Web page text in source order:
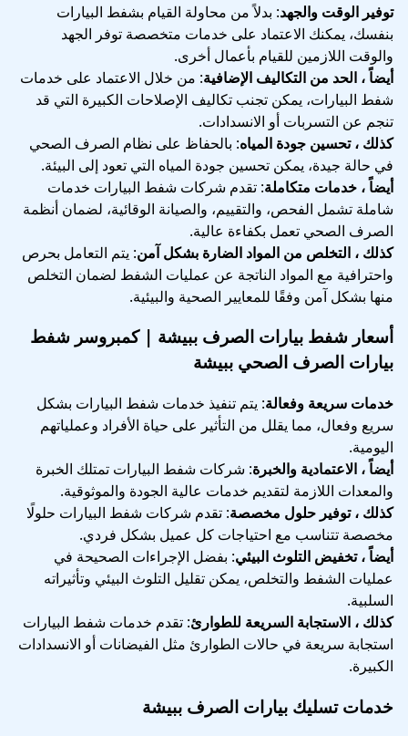
توفير الوقت والجهد: بدلاً من محاولة القيام بشفط البيارات
بنفسك، يمكنك الاعتماد على خدمات متخصصة توفر الجهد
والوقت اللازمين للقيام بأعمال أخرى.
أيضاً ، الحد من التكاليف الإضافية: من خلال الاعتماد على خدمات
شفط البيارات، يمكن تجنب تكاليف الإصلاحات الكبيرة التي قد
تنجم عن التسربات أو الانسدادات.
كذلك ، تحسين جودة المياه: بالحفاظ على نظام الصرف الصحي
في حالة جيدة، يمكن تحسين جودة المياه التي تعود إلى البيئة.
أيضاً ، خدمات متكاملة: تقدم شركات شفط البيارات خدمات
شاملة تشمل الفحص، والتقييم، والصيانة الوقائية، لضمان أنظمة
الصرف الصحي تعمل بكفاءة عالية.
كذلك ، التخلص من المواد الضارة بشكل آمن: يتم التعامل بحرص
واحترافية مع المواد الناتجة عن عمليات الشفط لضمان التخلص
منها بشكل آمن وفقًا للمعايير الصحية والبيئية.
أسعار شفط بيارات الصرف ببيشة | كمبروسر شفط
بيارات الصرف الصحي ببيشة
خدمات سريعة وفعالة: يتم تنفيذ خدمات شفط البيارات بشكل
سريع وفعال، مما يقلل من التأثير على حياة الأفراد وعملياتهم
اليومية.
أيضاً ، الاعتمادية والخبرة: شركات شفط البيارات تمتلك الخبرة
والمعدات اللازمة لتقديم خدمات عالية الجودة والموثوقية.
كذلك ، توفير حلول مخصصة: تقدم شركات شفط البيارات حلولًا
مخصصة تتناسب مع احتياجات كل عميل بشكل فردي.
أيضاً ، تخفيض التلوث البيئي: بفضل الإجراءات الصحيحة في
عمليات الشفط والتخلص، يمكن تقليل التلوث البيئي وتأثيراته
السلبية.
كذلك ، الاستجابة السريعة للطوارئ: تقدم خدمات شفط البيارات
استجابة سريعة في حالات الطوارئ مثل الفيضانات أو الانسدادات
الكبيرة.
خدمات تسليك بيارات الصرف ببيشة